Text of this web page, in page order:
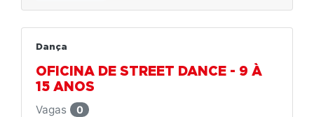
Dança
OFICINA DE STREET DANCE - 9 À
15 ANOS
Vagas
0